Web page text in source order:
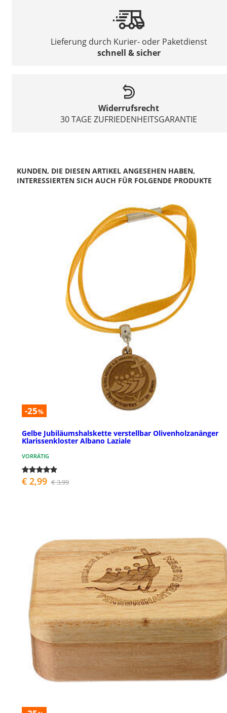
Lieferung durch Kurier- oder Paketdienst
schnell & sicher
Widerrufsrecht
30 TAGE ZUFRIEDENHEITSGARANTIE
KUNDEN, DIE DIESEN ARTIKEL ANGESEHEN HABEN,
INTERESSIERTEN SICH AUCH FÜR FOLGENDE PRODUKTE
-25%
Gelbe Jubiläumshalskette verstellbar Olivenholzanänger
Klarissenkloster Albano Laziale
VORRÄTIG
€ 2,99 € 3,99